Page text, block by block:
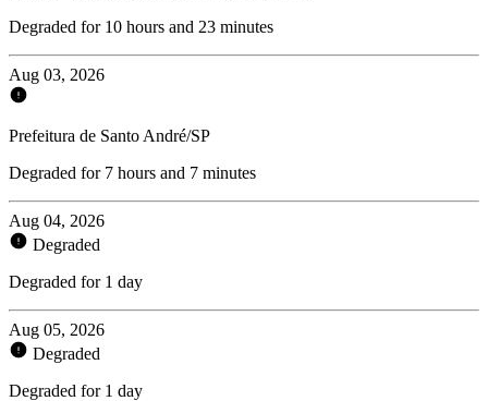
Degraded for 10 hours and 23 minutes
Aug 03, 2026
Prefeitura de Santo André/SP
Degraded for 7 hours and 7 minutes
Aug 04, 2026
Degraded
Degraded for 1 day
Aug 05, 2026
Degraded
Degraded for 1 day